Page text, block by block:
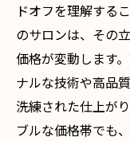
ドオフを理解する
のサロンは、その
価格が変動します
ナルな技術や高品
洗練された仕上が
ブルな価格帯でも